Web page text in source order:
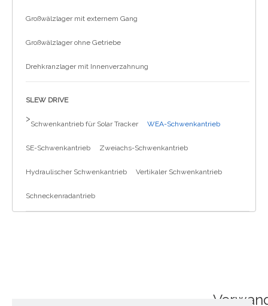
Großwälzlager mit externem Gang
Großwälzlager ohne Getriebe
Drehkranzlager mit Innenverzahnung
SLEW DRIVE
>
Schwenkantrieb für Solar Tracker WEA-Schwenkantrieb
SE-Schwenkantrieb Zweiachs-Schwenkantrieb
Hydraulischer Schwenkantrieb Vertikaler Schwenkantrieb
Schneckenradantrieb